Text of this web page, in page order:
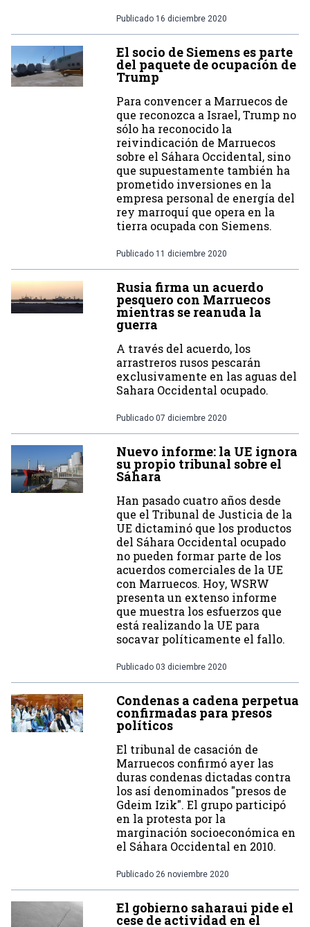
Publicado 16 diciembre 2020
El socio de Siemens es parte
del paquete de ocupación de
Trump
Para convencer a Marruecos de
que reconozca a Israel, Trump no
sólo ha reconocido la
reivindicación de Marruecos
sobre el Sáhara Occidental, sino
que supuestamente también ha
prometido inversiones en la
empresa personal de energía del
rey marroquí que opera en la
tierra ocupada con Siemens.
Publicado 11 diciembre 2020
Rusia firma un acuerdo
pesquero con Marruecos
mientras se reanuda la
guerra
A través del acuerdo, los
arrastreros rusos pescarán
exclusivamente en las aguas del
Sahara Occidental ocupado.
Publicado 07 diciembre 2020
Nuevo informe: la UE ignora
su propio tribunal sobre el
Sáhara
Han pasado cuatro años desde
que el Tribunal de Justicia de la
UE dictaminó que los productos
del Sáhara Occidental ocupado
no pueden formar parte de los
acuerdos comerciales de la UE
con Marruecos. Hoy, WSRW
presenta un extenso informe
que muestra los esfuerzos que
está realizando la UE para
socavar políticamente el fallo.
Publicado 03 diciembre 2020
Condenas a cadena perpetua
confirmadas para presos
políticos
El tribunal de casación de
Marruecos confirmó ayer las
duras condenas dictadas contra
los así denominados "presos de
Gdeim Izik". El grupo participó
en la protesta por la
marginación socioeconómica en
el Sáhara Occidental en 2010.
Publicado 26 noviembre 2020
El gobierno saharaui pide el
cese de actividad en el